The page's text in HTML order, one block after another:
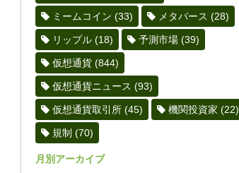
ミームコイン (33) メタバース (28)
リップル (18) 予測市場 (39)
仮想通貨 (844)
仮想通貨ニュース (93)
仮想通貨取引所 (45) 機関投資家 (22)
規制 (70)
月別アーカイブ